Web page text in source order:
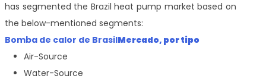
has segmented the Brazil heat pump market based on
the below-mentioned segments:
Bomba de calor de BrasilMercado, por tipo
Air-Source
Water-Source